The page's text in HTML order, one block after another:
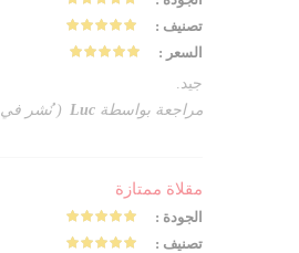
تصنيف
السعر
جيد.
مراجعة بواسطة Luc نُشر في
مقلاة ممتازة
الجودة
تصنيف